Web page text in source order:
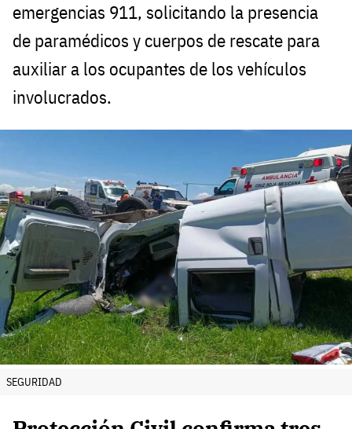
emergencias 911, solicitando la presencia
de paramédicos y cuerpos de rescate para
auxiliar a los ocupantes de los vehículos
involucrados.
SEGURIDAD